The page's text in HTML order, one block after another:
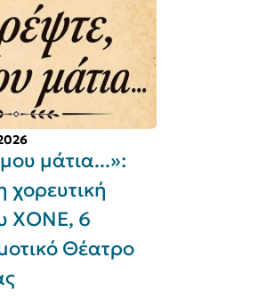
μάτια...»:
ΧΟΝΕ, 6
Θέατρο